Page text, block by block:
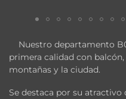
Nuestro departamento
primera calidad con
montañas y la ciudad.
Se destaca por su